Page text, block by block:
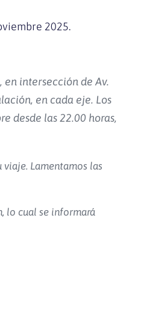
2025.
intersección de Av.
en cada eje. Los
desde las 22.00 horas,
viaje. Lamentamos las
lo cual se informará